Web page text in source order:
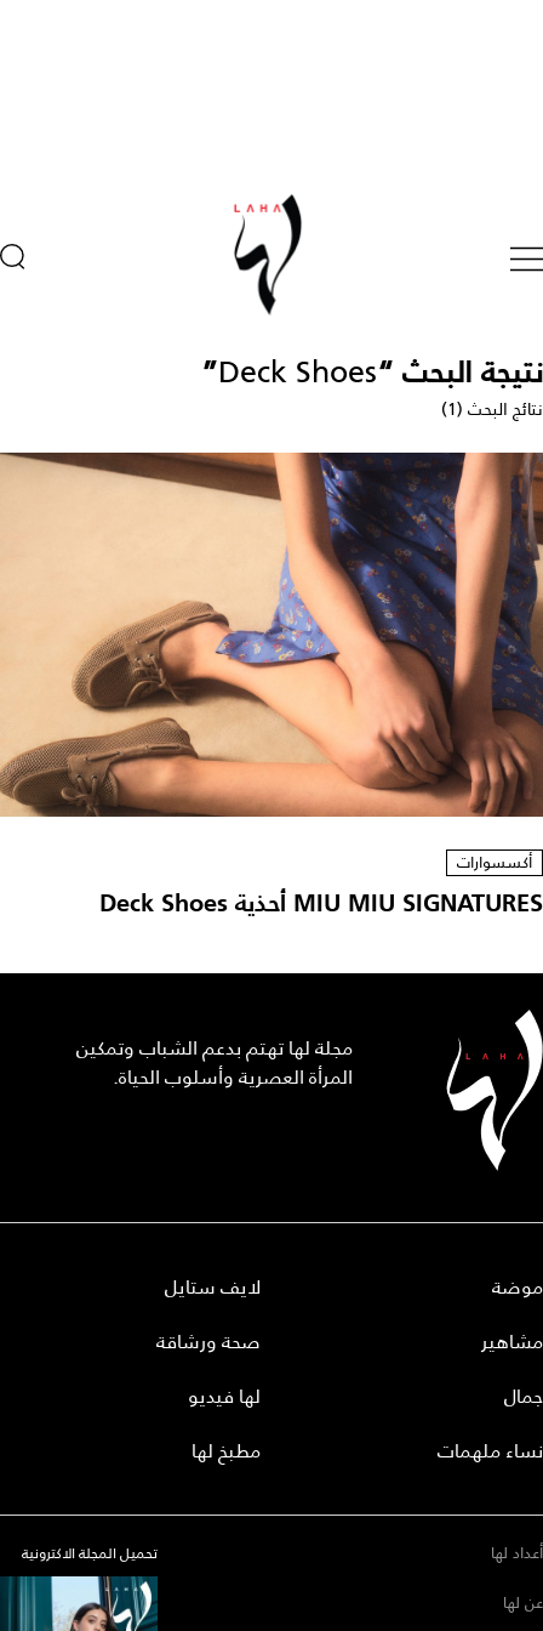
نتيجة البحث “Deck Shoes
”
نتائج البحث (1)
أكسسوارات
MIU MIU SIGNATURES أحذية Deck Shoes
مجلة لها تهتم بدعم الشباب وتمكين
المرأة العصرية وأسلوب الحياة.
موضة
مشاهير
جمال
نساء ملهمات
لايف ستايل
صحة ورشاقة
لها فيديو
مطبخ لها
أعداد لها
عن لها
تحميل المجلة الاكترونية